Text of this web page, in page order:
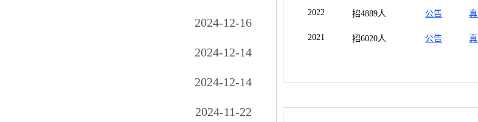
2024-12-16
2024-12-14
2024-12-14
2024-11-22
2022 招4889人 公告
2021 招6020人 公告